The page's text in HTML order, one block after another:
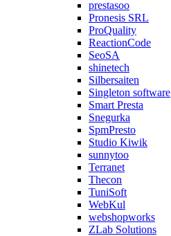
prestasoo
Pronesis SRL
ProQuality
ReactionCode
SeoSA
shinetech
Silbersaiten
Singleton software
Smart Presta
Snegurka
SpmPresto
Studio Kiwik
sunnytoo
Terranet
Thecon
TuniSoft
WebKul
webshopworks
ZLab Solutions